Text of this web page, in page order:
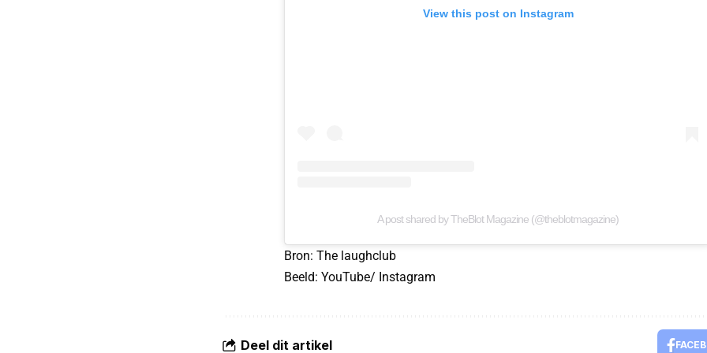
View this post on Instagram
A post shared by TheBlot Magazine (@theblotmagazine)
Bron: The laughclub
Beeld: YouTube/ Instagram
Deel dit artikel